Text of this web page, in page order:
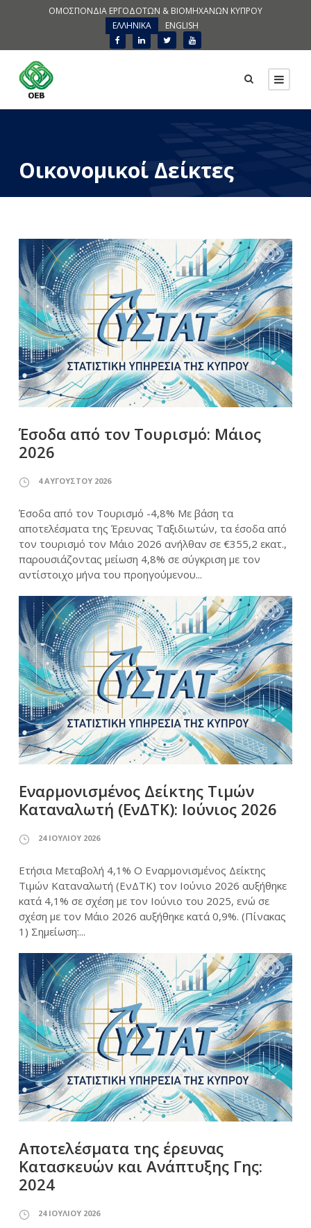
ΟΜΟΣΠΟΝΔΙΑ ΕΡΓΟΔΟΤΩΝ & ΒΙΟΜΗΧΑΝΩΝ ΚΥΠΡΟΥ
ΕΛΛΗΝΙΚΑ
ENGLISH
Οικονομικοί Δείκτες
Έσοδα από τον Τουρισμό: Μάιος
2026
4 ΑΥΓΟΎΣΤΟΥ 2026
Έσοδα από τον Τουρισμό -4,8% Με βάση τα
αποτελέσματα της Έρευνας Ταξιδιωτών, τα έσοδα από
τον τουρισμό τον Μάιο 2026 ανήλθαν σε €355,2 εκατ.,
παρουσιάζοντας μείωση 4,8% σε σύγκριση με τον
αντίστοιχο μήνα του προηγούμενου...
Εναρμονισμένος Δείκτης Τιμών
Καταναλωτή (ΕνΔΤΚ): Ιούνιος 2026
24 ΙΟΥΛΊΟΥ 2026
Ετήσια Μεταβολή 4,1% Ο Εναρμονισμένος Δείκτης
Τιμών Καταναλωτή (ΕνΔΤΚ) τον Ιούνιο 2026 αυξήθηκε
κατά 4,1% σε σχέση με τον Ιούνιο του 2025, ενώ σε
σχέση με τον Μάιο 2026 αυξήθηκε κατά 0,9%. (Πίνακας
1) Σημείωση:...
Αποτελέσματα της έρευνας
Κατασκευών και Ανάπτυξης Γης:
2024
24 ΙΟΥΛΊΟΥ 2026